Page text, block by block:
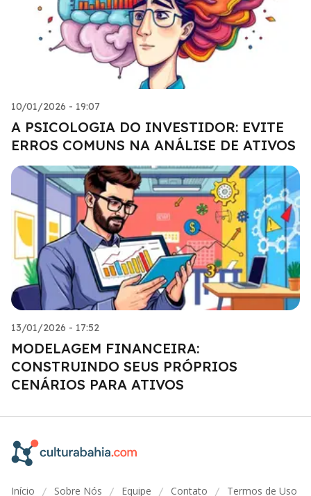
10/01/2026 - 19:07
A PSICOLOGIA DO INVESTIDOR: EVITE
ERROS COMUNS NA ANÁLISE DE ATIVOS
13/01/2026 - 17:52
MODELAGEM FINANCEIRA:
CONSTRUINDO SEUS PRÓPRIOS
CENÁRIOS PARA ATIVOS
Início / Sobre Nós / Equipe / Contato / Termos de Uso